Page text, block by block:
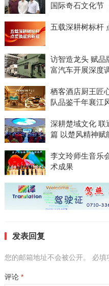
国际奇石文化节
五载深耕树标杆
访智造龙头 赋
富汽车开展深度
栖客酒店厨王匠
队品鉴千年襄江
深耕楚域文化 联
篇 以楚风精神赋
李文玲师生音乐
术成果
发表回复
您的邮箱地址不会被公开。 必填
评论 *